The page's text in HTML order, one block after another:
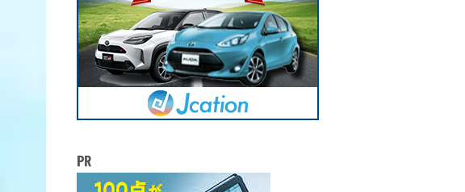
㏚